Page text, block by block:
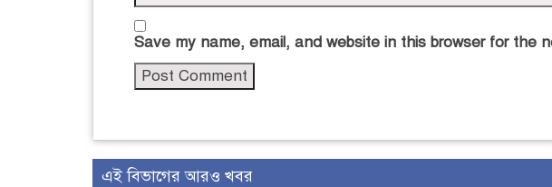
Save my name, email, and website in this browser for the
এই বিভাগের আরও খবর